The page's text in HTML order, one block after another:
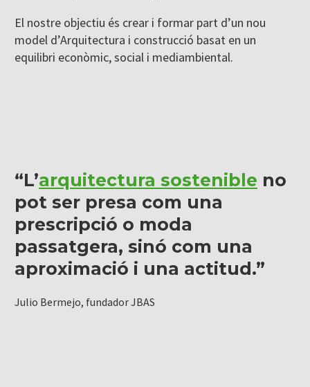
El nostre objectiu és crear i formar part d’un nou
model d’Arquitectura i construcció basat en un
equilibri econòmic, social i mediambiental.
“L’arquitectura sostenible no
pot ser presa com una
prescripció o moda
passatgera, sinó com una
aproximació i una actitud.”
Julio Bermejo, fundador JBAS